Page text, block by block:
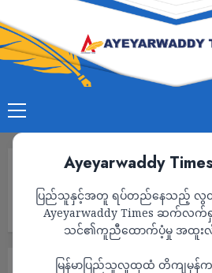
Ayeyarwaddy
ပြည်သူနှင့်အတူ ရပ်တည်နေသည့် လွ
Ayeyarwaddy Times ဆက်လ
သင်၏ကူညီထောက်ပံ့မှု အထူးလို
မြန်မာပြည်သူလူထုထံ တိကျမှန်က
ကျောင်းဆရာအတွက် Profile ကမ်ပိန်းမှာ ပ
များ တောင်းဆို